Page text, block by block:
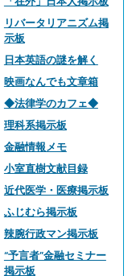
リバータリアニズム掲
示板
日本英語の謎を解く
映画なんでも文章箱
◆法律学のカフェ◆
理科系掲示板
金融情報メモ
小室直樹文献目録
近代医学・医療掲示板
ふじむら掲示板
辣腕行政マン掲示板
“予言者”金融セミナー
掲示板